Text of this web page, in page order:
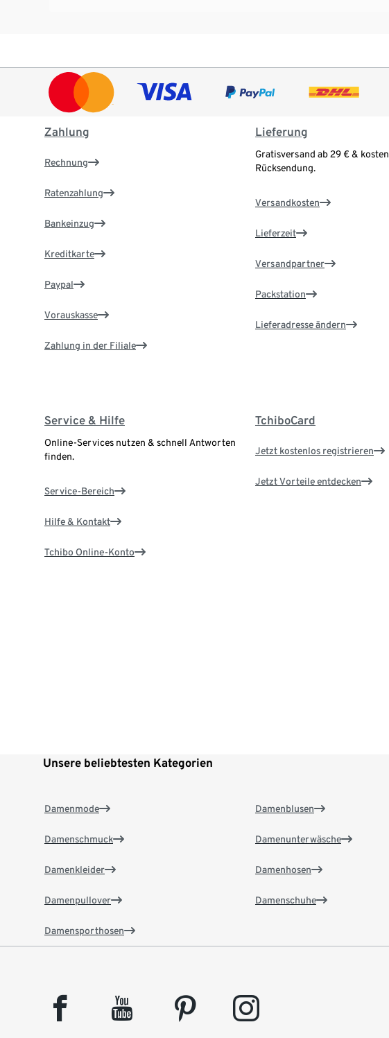
Zahlung
Rechnung
Ratenzahlung
Bankeinzug
Kreditkarte
Paypal
Vorauskasse
Zahlung in der Filiale
Lieferung
Gratisversand ab 29 € &
Rücksendung.
Versandkosten
Lieferzeit
Versandpartner
Packstation
Lieferadresse ändern
Service & Hilfe
Online-Services nutzen & schnell Antworten
finden.
Service-Bereich
Hilfe & Kontakt
Tchibo Online-Konto
TchiboCard
Jetzt kostenlos registrieren
Jetzt Vorteile entdecken
Unsere beliebtesten Kategorien
Damenmode
Damenschmuck
Damenkleider
Damenpullover
Damensporthosen
Damenblusen
Damenunterwäsche
Damenhosen
Damenschuhe
facebook youtube pinterest instagram